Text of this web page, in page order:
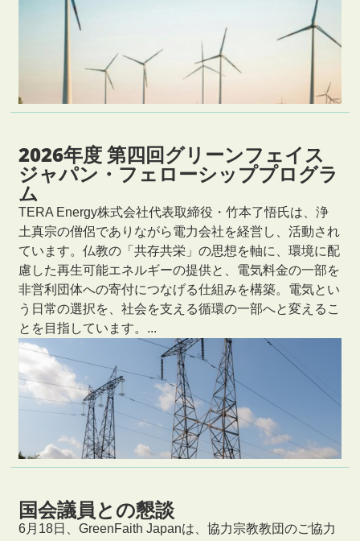
2026年度 第四回グリーンフェイス
ジャパン・フェローシッププログラ
ム
TERA Energy株式会社代表取締役・竹本了悟氏は、浄
土真宗の僧侶でありながら電力会社を経営し、活動され
ています。仏教の「共存共栄」の思想を軸に、環境に配
慮した再生可能エネルギーの提供と、電気料金の一部を
非営利団体への寄付につなげる仕組みを構築。電気とい
う日常の選択を、社会を支える循環の一部へと変えるこ
とを目指しています。...
国会議員との懇談
6月18日、GreenFaith Japanは、協力宗教教団のご協力